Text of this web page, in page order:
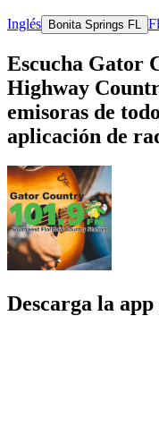
Inglés Bonita Springs FL
Escucha Gator
Highway
emisoras de
aplicación de
Descarga la